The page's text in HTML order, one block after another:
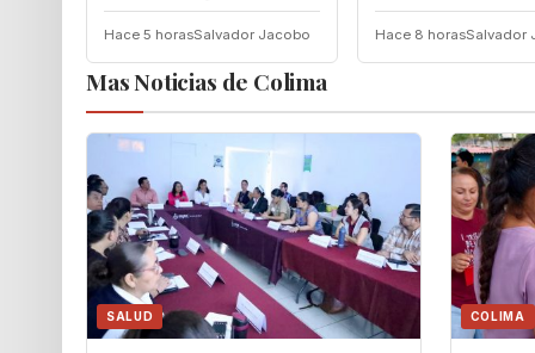
Hace 5 horasSalvador Jacobo Hace 8 horasSalvador
Mas Noticias de Colima
SALUD COLIMA